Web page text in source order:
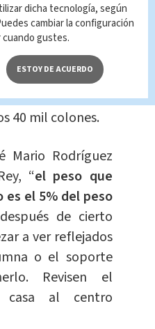
precios?
50 mil colones
en el caso
va desde los 8
40 mil colones.
Mario Rodríguez
“el peso que
el 5% del peso
de cierto
a ver reflejados
o el soporte
Revisen el
casa al centro
dicha tecnología, según
cambiar la configuración
gustes.
ESTOY DE ACUERDO